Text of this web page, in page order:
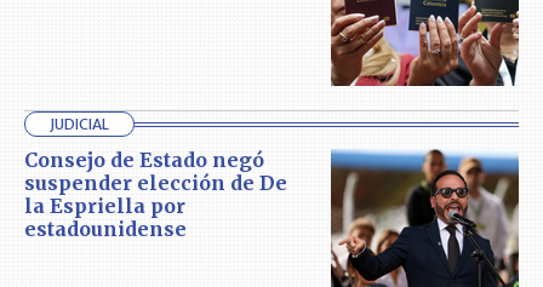
JUDICIAL
Consejo de Estado negó
suspender elección de De
la Espriella por
estadounidense